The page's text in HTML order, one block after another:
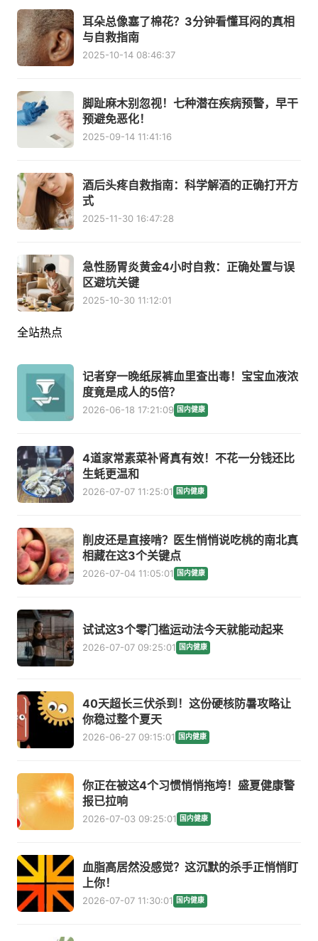
耳朵总像塞了棉花？3分钟看懂耳闷的真相
与自救指南
2025-10-14 08:46:37
脚趾麻木别忽视！七种潜在疾病预警，早干
预避免恶化！
2025-09-14 11:41:16
酒后头疼自救指南：科学解酒的正确打开方
式
2025-11-30 16:47:28
急性肠胃炎黄金4小时自救：正确处置与误
区避坑关键
2025-10-30 11:12:01
全站热点
记者穿一晚纸尿裤血里查出毒！宝宝血液浓
度竟是成人的5倍？
2026-06-18 17:21:09 国内健康
4道家常素菜补肾真有效！不花一分钱还比
生蚝更温和
2026-07-07 11:25:01 国内健康
削皮还是直接啃？医生悄悄说吃桃的南北真
相藏在这3个关键点
2026-07-04 11:05:01 国内健康
试试这3个零门槛运动法今天就能动起来
2026-07-07 09:25:01 国内健康
40天超长三伏杀到！这份硬核防暑攻略让
你稳过整个夏天
2026-06-27 09:15:01 国内健康
你正在被这4个习惯悄悄拖垮！盛夏健康警
报已拉响
2026-07-03 09:25:01 国内健康
血脂高居然没感觉？这沉默的杀手正悄悄盯
上你！
2026-07-07 11:30:01 国内健康